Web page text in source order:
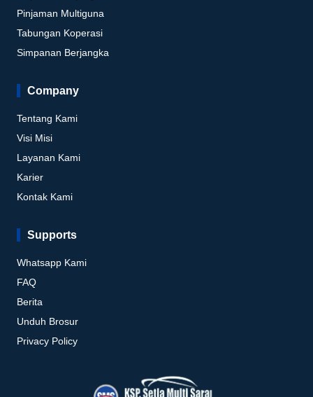
Pinjaman Multiguna
Tabungan Koperasi
Simpanan Berjangka
Company
Tentang Kami
Visi Misi
Layanan Kami
Karier
Kontak Kami
Supports
Whatsapp Kami
FAQ
Berita
Unduh Brosur
Privacy Policy